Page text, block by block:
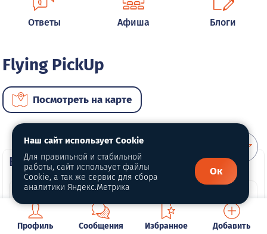
Ответы Афиша Блоги
Flying PickUp
Посмотреть на карте
ВИП автомобили
Профиль Сообщения Избранное Добавить
Наш сайт использует Cookie
Для правильной и стабильной
работы, сайт использует файлы
Cookie, а так же сервис для сбора
аналитики Яндекс.Метрика
Ок